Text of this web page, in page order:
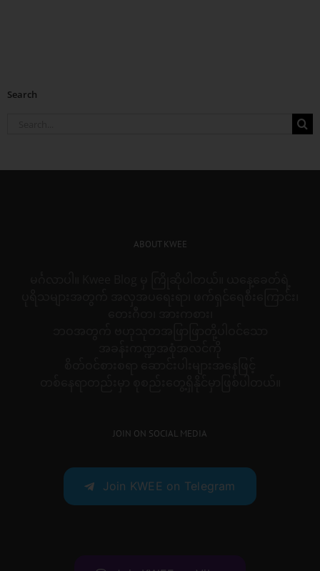
Search
ABOUT KWEE
JOIN ON SOCIAL MEDIA
Join KWEE on Telegram